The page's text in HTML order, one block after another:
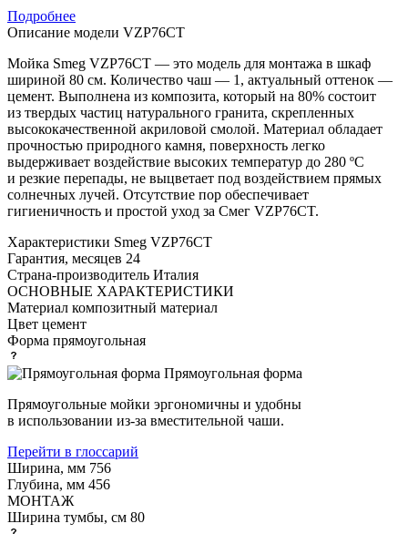
Подробнее
Описание модели VZP76CT
Мойка Smeg VZP76CT — это модель для монтажа в шкаф
шириной 80 см. Количество чаш — 1, актуальный оттенок —
цемент. Выполнена из композита, который на 80% состоит
из твердых частиц натурального гранита, скрепленных
высококачественной акриловой смолой. Материал обладает
прочностью природного камня, поверхность легко
выдерживает воздействие высоких температур до 280 ºС
и резкие перепады, не выцветает под воздействием прямых
солнечных лучей. Отсутствие пор обеспечивает
гигиеничность и простой уход за Смег VZP76CT.
Характеристики Smeg VZP76CT
Гарантия, месяцев 24
Страна-производитель Италия
ОСНОВНЫЕ ХАРАКТЕРИСТИКИ
Материал композитный материал
Цвет цемент
Форма прямоугольная
Прямоугольная форма
Прямоугольные мойки эргономичны и удобны
в использовании из-за вместительной чаши.
Перейти в глоссарий
Ширина, мм 756
Глубина, мм 456
МОНТАЖ
Ширина тумбы, см 80